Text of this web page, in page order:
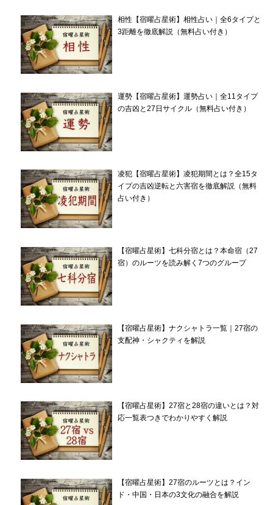
相性【宿曜占星術】相性占い｜全6タイプと
3距離を徹底解説（無料占い付き）
運勢【宿曜占星術】運勢占い｜全11タイプ
の吉凶と27日サイクル（無料占い付き）
凌犯【宿曜占星術】凌犯期間とは？全15タ
イプの吉凶逆転と六害宿を徹底解説（無料
占い付き）
【宿曜占星術】七科分宿とは？本命宿（27
宿）のルーツを読み解く7つのグループ
【宿曜占星術】ナクシャトラ一覧｜27宿の
支配神・シャクティを解説
【宿曜占星術】27宿と28宿の違いとは？対
応一覧表つきでわかりやすく解説
【宿曜占星術】27宿のルーツとは？イン
ド・中国・日本の3文化の融合を解説